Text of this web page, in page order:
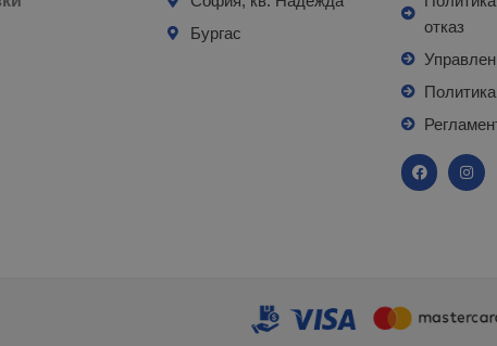
Бургас
отказ